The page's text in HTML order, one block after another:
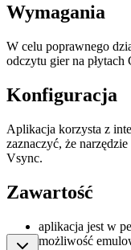
Wymagania
W celu poprawnego
odczytu gier na
Konfiguracja
Aplikacja korzysta z
zaznaczyć, że
Vsync.
Zawartość
aplikacja jest w
możliwość